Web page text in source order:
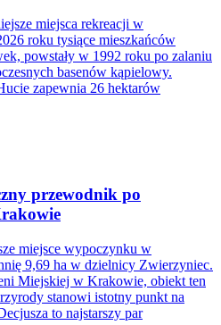
miejsca rekreacji w
roku tysiące mieszkańców
powstały w 1992 roku po zalaniu
basenów kąpielowy.
zapewnia 26 hektarów
przewodnik po
miejsce wypoczynku w
9,69 ha w dzielnicy Zwierzyniec.
Miejskiej w Krakowie, obiekt ten
stanowi istotny punkt na
to najstarszy par